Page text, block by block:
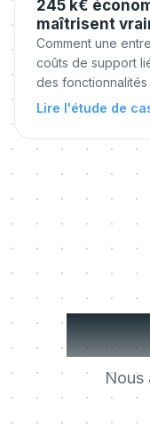
245 k€
maîtrisent
Comment une
coûts de support
des
Lire l'étude de
Des
Nous